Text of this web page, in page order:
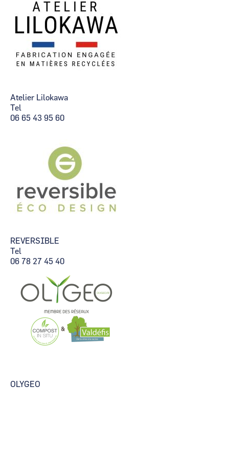
Atelier Lilokawa
Tel
06 65 43 95 60
REVERSIBLE
Tel
06 78 27 45 40
OLYGEO